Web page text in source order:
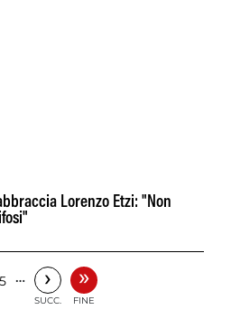
Lorenzo Etzi: "Non
5 … ›
SUCC.
»
FINE